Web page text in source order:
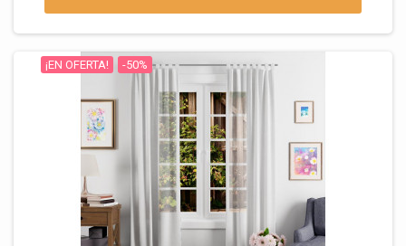
¡EN OFERTA! -50%